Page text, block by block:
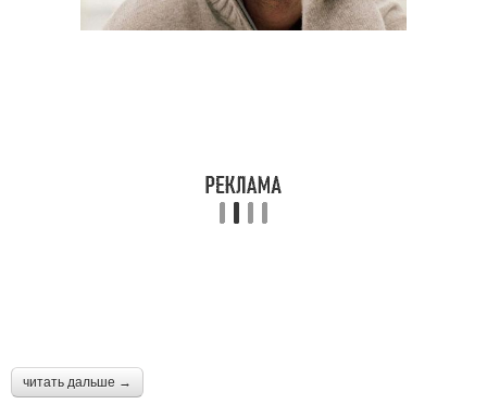
читать дальше →